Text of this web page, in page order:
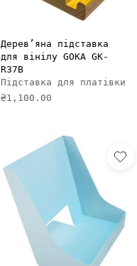
ДОДАТИ В КОШИК
Дерев’яна підставка
для вінілу GOKA GK-
R37B
Підставка для платівки
₴1,100.00